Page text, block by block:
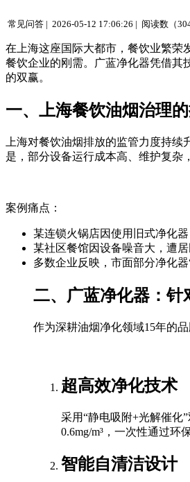
常见问答 | 2026-05-12 17:06:26 | 阅读数（
在上海这座国际大都市，餐饮业繁荣
餐饮企业的刚需。广蓝净化器凭借其
的双赢。
一、上海餐饮油烟治理
上海对餐饮油烟排放的监管力度持
是，部分设备运行成本高、维护复杂
案例痛点：
某连锁火锅店因使用旧式净化
某社区餐馆因设备噪音大，遭
多数企业反映，市面部分净化
二、广蓝净化器：针
作为深耕油烟净化领域15年的
超高效净化技术
采用“静电吸附+光解催化
0.6mg/m³，一次性通过环
智能自清洁设计